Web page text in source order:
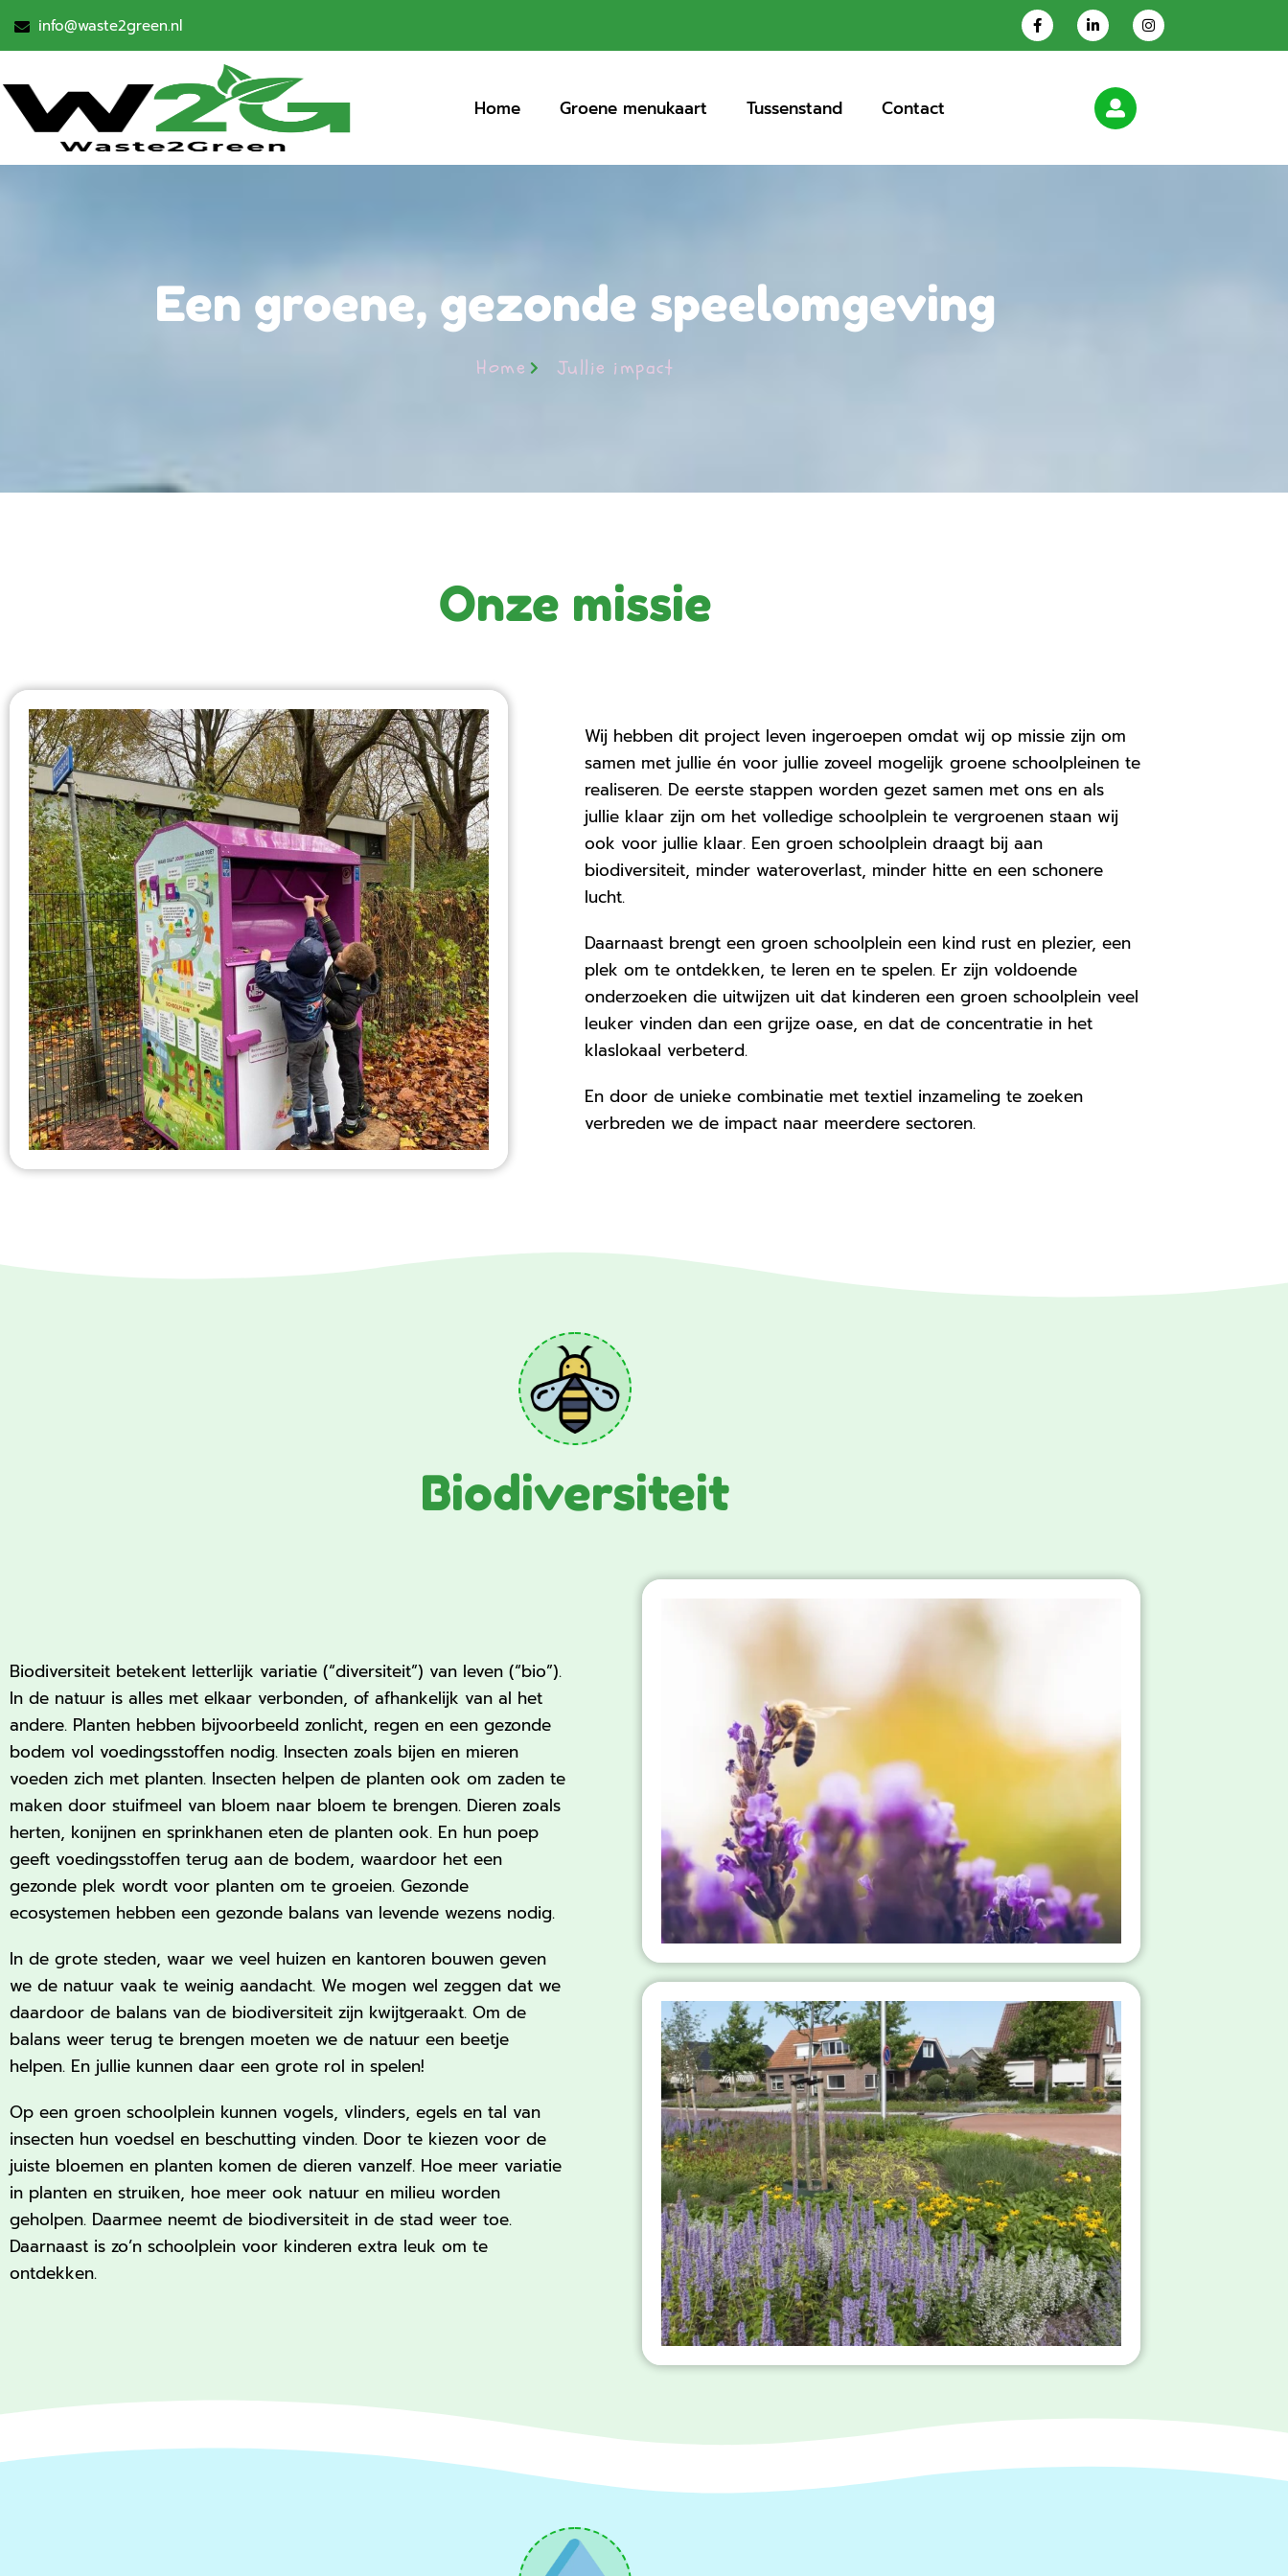
info@waste2green.nl
Home Groene menukaart Tussenstand Contact
Een groene, gezonde speelomgeving
Home Jullie impact
Onze missie
Wij hebben dit project leven ingeroepen omdat wij op missie zijn om
samen met jullie én voor jullie zoveel mogelijk groene schoolpleinen te
realiseren. De eerste stappen worden gezet samen met ons en als
jullie klaar zijn om het volledige schoolplein te vergroenen staan wij
ook voor jullie klaar. Een groen schoolplein draagt bij aan
biodiversiteit, minder wateroverlast, minder hitte en een schonere
lucht.
Daarnaast brengt een groen schoolplein een kind rust en plezier, een
plek om te ontdekken, te leren en te spelen. Er zijn voldoende
onderzoeken die uitwijzen uit dat kinderen een groen schoolplein veel
leuker vinden dan een grijze oase, en dat de concentratie in het
klaslokaal verbeterd.
En door de unieke combinatie met textiel inzameling te zoeken
verbreden we de impact naar meerdere sectoren.
Biodiversiteit
Biodiversiteit betekent letterlijk variatie (“diversiteit”) van leven (“bio”).
In de natuur is alles met elkaar verbonden, of afhankelijk van al het
andere. Planten hebben bijvoorbeeld zonlicht, regen en een gezonde
bodem vol voedingsstoffen nodig. Insecten zoals bijen en mieren
voeden zich met planten. Insecten helpen de planten ook om zaden te
maken door stuifmeel van bloem naar bloem te brengen. Dieren zoals
herten, konijnen en sprinkhanen eten de planten ook. En hun poep
geeft voedingsstoffen terug aan de bodem, waardoor het een
gezonde plek wordt voor planten om te groeien. Gezonde
ecosystemen hebben een gezonde balans van levende wezens nodig.
In de grote steden, waar we veel huizen en kantoren bouwen geven
we de natuur vaak te weinig aandacht. We mogen wel zeggen dat we
daardoor de balans van de biodiversiteit zijn kwijtgeraakt. Om de
balans weer terug te brengen moeten we de natuur een beetje
helpen. En jullie kunnen daar een grote rol in spelen!
Op een groen schoolplein kunnen vogels, vlinders, egels en tal van
insecten hun voedsel en beschutting vinden. Door te kiezen voor de
juiste bloemen en planten komen de dieren vanzelf. Hoe meer variatie
in planten en struiken, hoe meer ook natuur en milieu worden
geholpen. Daarmee neemt de biodiversiteit in de stad weer toe.
Daarnaast is zo’n schoolplein voor kinderen extra leuk om te
ontdekken.